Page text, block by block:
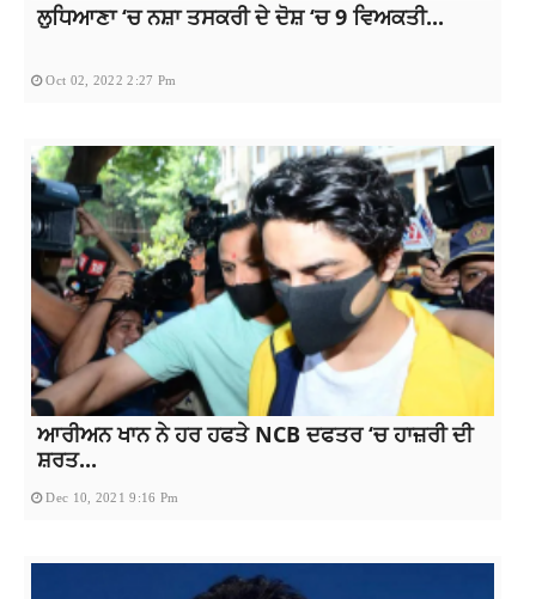
ਲੁਧਿਆਣਾ ‘ਚ ਨਸ਼ਾ ਤਸਕਰੀ ਦੇ ਦੋਸ਼ ‘ਚ 9 ਵਿਅਕਤੀ...
Oct 02, 2022 2:27 Pm
ਆਰੀਅਨ ਖਾਨ ਨੇ ਹਰ ਹਫਤੇ NCB ਦਫਤਰ ‘ਚ ਹਾਜ਼ਰੀ ਦੀ
ਸ਼ਰਤ...
Dec 10, 2021 9:16 Pm